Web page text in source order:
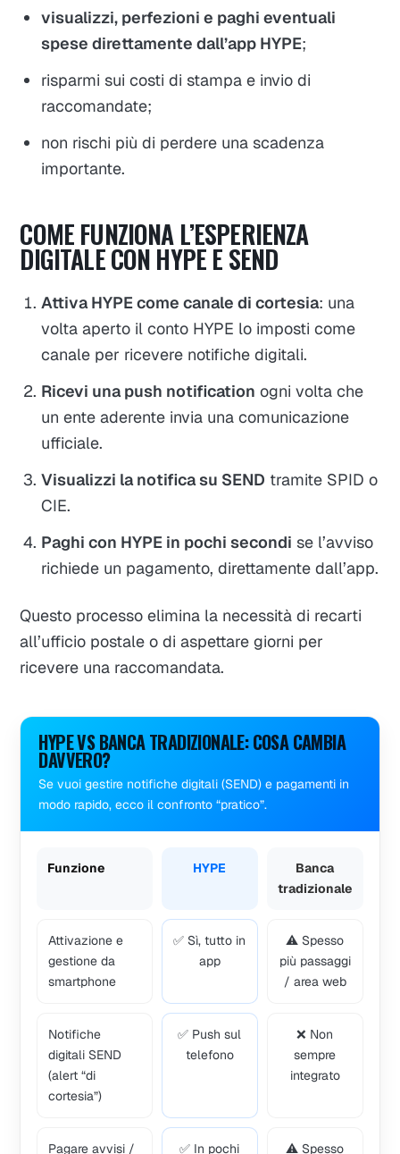
visualizzi, perfezioni e paghi eventuali
spese direttamente dall’app HYPE;
risparmi sui costi di stampa e invio di
raccomandate;
non rischi più di perdere una scadenza
importante.
COME FUNZIONA L’ESPERIENZA
DIGITALE CON HYPE E SEND
Attiva HYPE come canale di cortesia: una
volta aperto il conto HYPE lo imposti come
canale per ricevere notifiche digitali.
Ricevi una push notification ogni volta che
un ente aderente invia una comunicazione
ufficiale.
Visualizzi la notifica su SEND tramite SPID o
CIE.
Paghi con HYPE in pochi secondi se l’avviso
richiede un pagamento, direttamente dall’app.
Questo processo elimina la necessità di recarti
all’ufficio postale o di aspettare giorni per
ricevere una raccomandata.
HYPE VS BANCA TRADIZIONALE: COSA CAMBIA
DAVVERO?
Se vuoi gestire notifiche digitali (SEND) e pagamenti in
modo rapido, ecco il confronto “pratico”.
Funzione HYPE
Banca
tradizionale
Attivazione e
gestione da
smartphone
✅ Sì, tutto in
app
⚠️ Spesso
più passaggi
/ area web
Notifiche
digitali SEND
(alert “di
cortesia”)
✅ Push sul
telefono
❌ Non
sempre
integrato
Pagare avvisi / ✅ In pochi ⚠️ Spesso